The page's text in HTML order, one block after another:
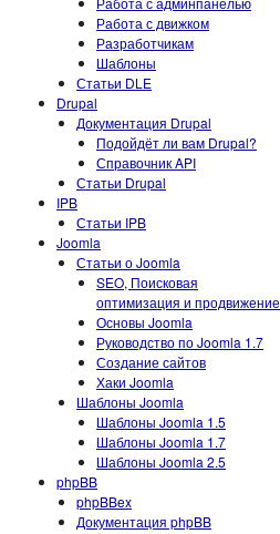
Работа с движком
Разработчикам
Шаблоны
Статьи DLE
Drupal
Документация Drupal
Подойдёт ли вам Drupal?
Справочник API
Статьи Drupal
IPB
Статьи IPB
Joomla
Статьи о Joomla
SEO, Поисковая
оптимизация и продвижение
Основы Joomla
Руководство по Joomla 1.7
Создание сайтов
Хаки Joomla
Шаблоны Joomla
Шаблоны Joomla 1.5
Шаблоны Joomla 1.7
Шаблоны Joomla 2.5
phpBB
phpBBex
Документация phpBB